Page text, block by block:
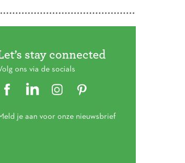
stay connected
ons via de socials
je aan voor onze nieuwsbrief